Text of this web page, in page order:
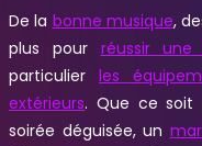
De la bonne musique,
plus pour réussir
particulier les
extérieurs. Que ce soit
soirée déguisée, un